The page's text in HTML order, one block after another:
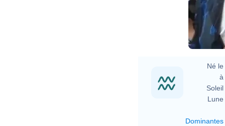
Né le
à
Soleil
Lune
Dominantes